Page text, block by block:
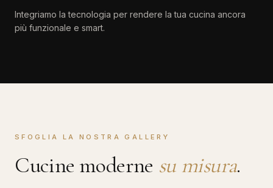
Integriamo la tecnologia per rendere la tua cucina ancora
più funzionale e smart.
SFOGLIA LA NOSTRA GALLERY
Cucine moderne su misura.